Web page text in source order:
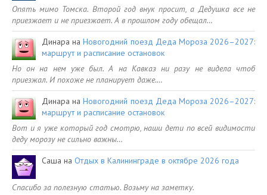
Опять мимо Томска. Второй год внук просит, а Дедушка все не
приезжает и не приезжает. А в прошлом году обещал…
Динара наНовогодний поезд Деда Мороза 2026–2027:
маршрут и расписание остановок
Но он на нем уже был. А на Кавказ ни разу не видела чтоб
приезжал. И похоже не планирует даже.…
Динара наНовогодний поезд Деда Мороза 2026–2027:
маршрут и расписание остановок
Вот и я уже который год смотрю, наши дети по всей видимости
деду морозу не сильно важны…
Саша на Отдых в Калининграде в октябре 2026 года
Спасибо за полезную статью. Возьму на заметку.